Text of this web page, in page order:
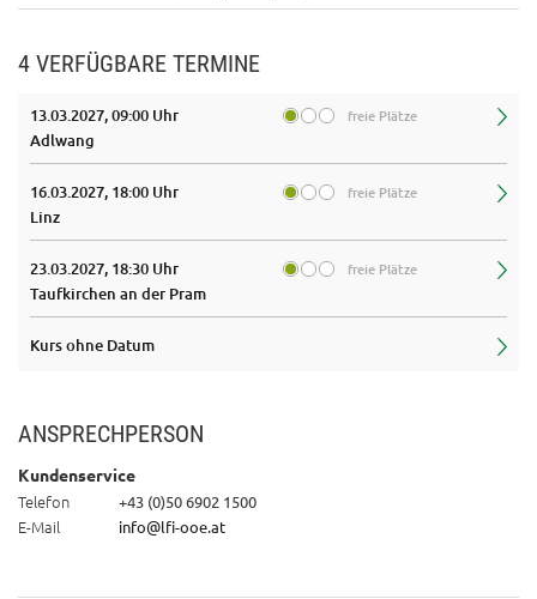
4 VERFÜGBARE TERMINE
13.03.2027, 09:00 Uhr freie Plätze
Adlwang
16.03.2027, 18:00 Uhr freie Plätze
Linz
23.03.2027, 18:30 Uhr freie Plätze
Taufkirchen an der Pram
Kurs ohne Datum
ANSPRECHPERSON
Kundenservice
Telefon +43 (0)50 6902 1500
E-Mail info@lfi-ooe.at